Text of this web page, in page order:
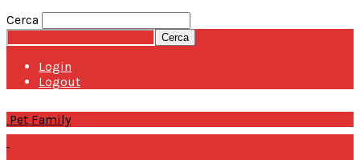
Cerca
Login
Logout
Pet Family